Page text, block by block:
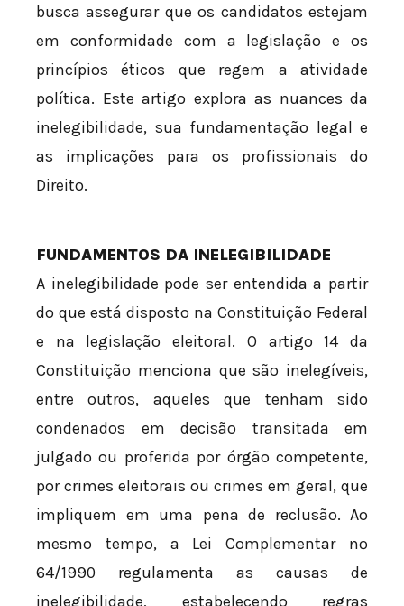
busca assegurar que os candidatos estejam
em conformidade com a legislação e os
princípios éticos que regem a atividade
política. Este artigo explora as nuances da
inelegibilidade, sua fundamentação legal e
as implicações para os profissionais do
Direito.
FUNDAMENTOS DA INELEGIBILIDADE
A inelegibilidade pode ser entendida a partir
do que está disposto na Constituição Federal
e na legislação eleitoral. O artigo 14 da
Constituição menciona que são inelegíveis,
entre outros, aqueles que tenham sido
condenados em decisão transitada em
julgado ou proferida por órgão competente,
por crimes eleitorais ou crimes em geral, que
impliquem em uma pena de reclusão. Ao
mesmo tempo, a Lei Complementar nº
64/1990 regulamenta as causas de
inelegibilidade, estabelecendo regras